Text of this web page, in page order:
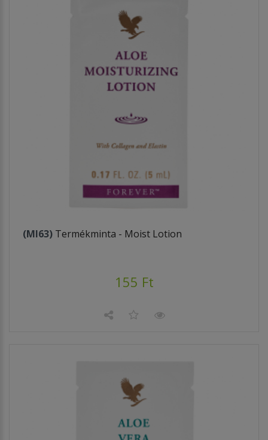
(MI63) Termékminta - Moist Lotion
155 Ft